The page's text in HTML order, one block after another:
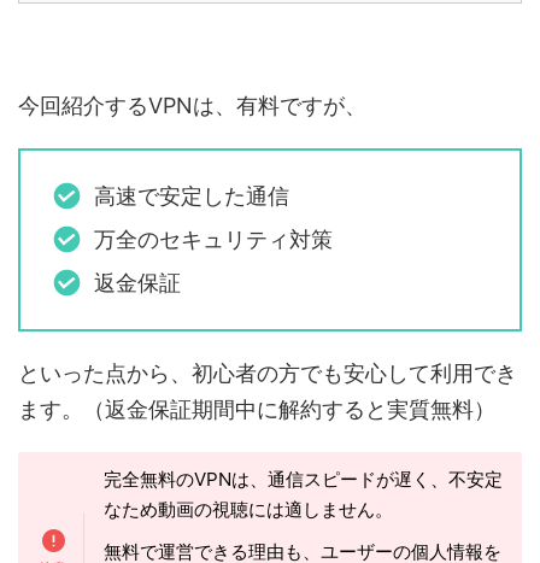
今回紹介するVPNは、有料ですが、
高速で安定した通信
万全のセキュリティ対策
返金保証
といった点から、初心者の方でも安心して利用でき
ます。（返金保証期間中に解約すると実質無料）
完全無料のVPNは、通信スピードが遅く、不安定
なため動画の視聴には適しません。
無料で運営できる理由も、ユーザーの個人情報を